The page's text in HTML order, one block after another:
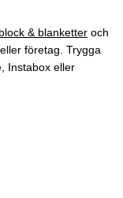
block & blanketter och
företag. Trygga
Instabox eller